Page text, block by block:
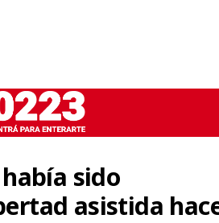
sido
asistida